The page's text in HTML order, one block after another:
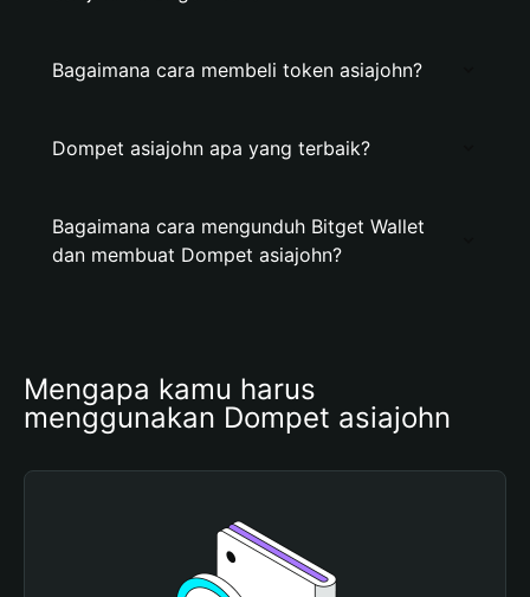
Bagaimana cara membeli token asiajohn?
Dompet asiajohn apa yang terbaik?
Bagaimana cara mengunduh Bitget Wallet
dan membuat Dompet asiajohn?
Mengapa kamu harus
menggunakan Dompet asiajohn